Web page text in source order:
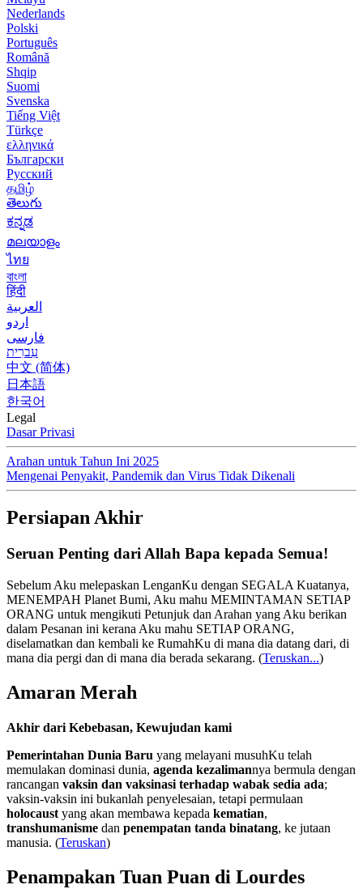
Nederlands
Polski
Português
Română
Shqip
Suomi
Svenska
Tiếng Việt
Türkçe
ελληνικά
Български
Русский
தமிழ்
తెలుగు
ಕನ್ನಡ
മലയാളം
ไทย
বাংলা
हिंदी
العربية
اردو
فارسی
עִברִית
中文 (简体)
日本語
한국어
Legal
Dasar Privasi
Arahan untuk Tahun Ini 2025
Mengenai Penyakit, Pandemik dan Virus Tidak Dikenali
Persiapan Akhir
Seruan Penting dari Allah Bapa kepada Semua!
Sebelum Aku melepaskan LenganKu dengan SEGALA Kuatanya,
MENEMPAH Planet Bumi, Aku mahu MEMINTAMAN SETIAP
ORANG untuk mengikuti Petunjuk dan Arahan yang Aku berikan
dalam Pesanan ini kerana Aku mahu SETIAP ORANG,
diselamatkan dan kembali ke RumahKu di mana dia datang dari, di
mana dia pergi dan di mana dia berada sekarang. (Teruskan...)
Amaran Merah
Akhir dari Kebebasan, Kewujudan kami
Pemerintahan Dunia Baru yang melayani musuhKu telah
memulakan dominasi dunia, agenda kezalimannya bermula dengan
rancangan vaksin dan vaksinasi terhadap wabak sedia ada;
vaksin-vaksin ini bukanlah penyelesaian, tetapi permulaan
holocaust yang akan membawa kepada kematian,
transhumanisme dan penempatan tanda binatang, ke jutaan
manusia. (Teruskan)
Penampakan Tuan Puan di Lourdes